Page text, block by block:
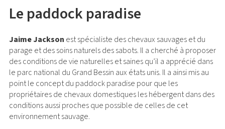
Le paddock paradise
Jaime Jackson est spécialiste des chevaux sauvages et du
parage et des soins naturels des sabots. Il a cherché à proposer
des conditions de vie naturelles et saines qu’il a apprécié dans
le parc national du Grand Bessin aux états unis. Il a ainsi mis au
point le concept du paddock paradise pour que les
propriétaires de chevaux domestiques les hébergent dans des
conditions aussi proches que possible de celles de cet
environnement sauvage.